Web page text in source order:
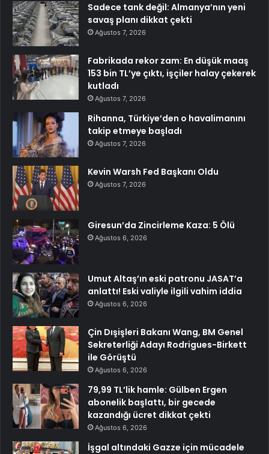
Sadece tank değil: Almanya’nın yeni
savaş planı dikkat çekti
Ağustos 7, 2026
Fabrikada rekor zam: En düşük maaş
153 bin TL’ye çıktı, işçiler halay çekerek
kutladı
Ağustos 7, 2026
Rihanna, Türkiye’den o havalimanını
takip etmeye başladı
Ağustos 7, 2026
Kevin Warsh Fed Başkanı Oldu
Ağustos 7, 2026
Giresun’da Zincirleme Kaza: 5 Ölü
Ağustos 6, 2026
Umut Altaş’ın eski patronu JASAT’a
anlattı! Eski valiyle ilgili vahim iddia
Ağustos 6, 2026
Çin Dışişleri Bakanı Wang, BM Genel
Sekreterliği Adayı Rodrigues-Birkett
ile Görüştü
Ağustos 6, 2026
79,99 TL’lik hamle: Gülben Ergen
abonelik başlattı, bir gecede
kazandığı ücret dikkat çekti
Ağustos 6, 2026
İşgal altındaki Gazze için mücadele